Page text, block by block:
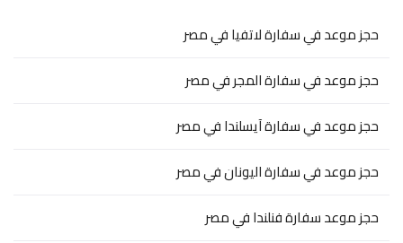
حجز موعد في سفارة لاتفيا في مصر
حجز موعد في سفارة المجر في مصر
حجز موعد في سفارة آيسلندا في مصر
حجز موعد في سفارة اليونان في مصر
حجز موعد سفارة فنلندا في مصر